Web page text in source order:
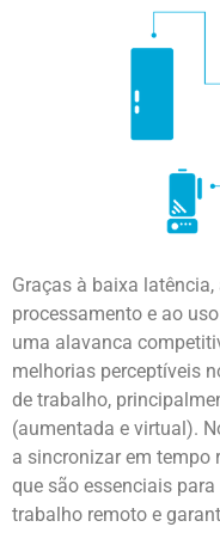
Graças à baixa
processamento e ao
uma alavanca
melhorias perceptíveis
de trabalho,
(aumentada e virtual).
a sincronizar em tempo
que são essenciais
trabalho remoto e